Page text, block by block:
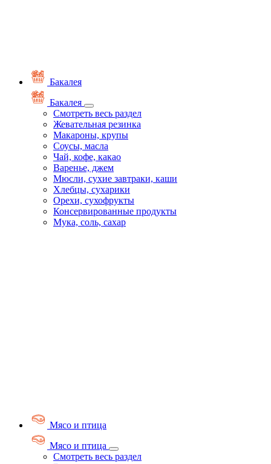
Бакалея
Бакалея
Смотреть весь раздел
Жевательная резинка
Макароны, крупы
Соусы, масла
Чай, кофе, какао
Варенье, джем
Мюсли, сухие завтраки, каши
Хлебцы, сухарики
Орехи, сухофрукты
Консервированные продукты
Мука, соль, сахар
Мясо и птица
Мясо и птица
Смотреть весь раздел